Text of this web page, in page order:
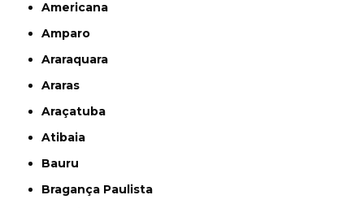
Americana
Amparo
Araraquara
Araras
Araçatuba
Atibaia
Bauru
Bragança Paulista